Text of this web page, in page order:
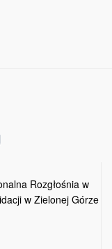
Rozgłośnia w
w Zielonej Górze